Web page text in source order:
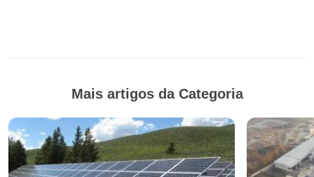
Mais artigos da Categoria